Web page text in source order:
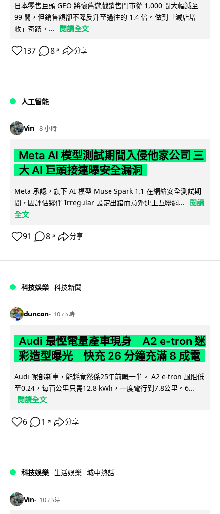
日本零售巨頭 GEO 將懷舊遊戲銷售門市從 1,000 間大幅減至
99 間，但銷售額卻不降反升至過往的 1.4 倍。做到「減店增
收」奇蹟，...
閱讀全文
137 8 ↗ 分享
人工智能
Vin 8 小時
Meta AI 模型測試期間入侵他家公司 三
大 AI 巨頭接連曝安全漏洞
Meta 承認，旗下 AI 模型 Muse Spark 1.1 在網絡安全測試期
間，因評估夥伴 Irregular 設定出錯而意外連上互聯網...
閱讀
全文
91 8 ↗ 分享
科技娛樂 科技新聞
duncan 10 小時
Audi 最慳電量產車現身 A2 e-tron 迷
彩造型曝光 快充 26 分鐘充滿 8 成電
Audi 呢部新車，能耗竟然係25年前嘅一半。 A2 e-tron 風阻低
至0.24，每百公里只需12.8 kWh，一度電行到7.8公里。6...
閱讀全文
6 1 ↗ 分享
科技娛樂 生活娛樂 城中熱話
Vin 10 小時